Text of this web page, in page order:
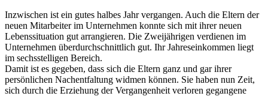
Inzwischen ist ein gutes halbes Jahr vergangen. Auch die Eltern der
neuen Mitarbeiter im Unternehmen konnte sich mit ihrer neuen
Lebenssituation gut arrangieren. Die Zweijährigen verdienen im
Unternehmen überdurchschnittlich gut. Ihr Jahreseinkommen liegt
im sechsstelligen Bereich.
Damit ist es gegeben, dass sich die Eltern ganz und gar ihrer
persönlichen Nachentfaltung widmen können. Sie haben nun Zeit,
sich durch die Erziehung der Vergangenheit verloren gegangene